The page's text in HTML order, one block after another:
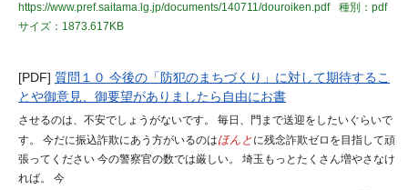
https://www.pref.saitama.lg.jp/documents/140711/douroiken.pdf
種別：pdf
サイズ：1873.617KB
[PDF] 質問１０ 今後の「防犯のまちづくり」に対して期待するこ
とや御意見、御要望がありましたら自由にお書
させるのは、不安でしょうがないです。 毎日、門まで送迎をしたいぐらいで
す。 今だに振込詐欺にあう方がいるのはほんとに残念詐欺ゼロを目指して頑
張ってください 今の警察官の数では厳しい。 埼玉もっとたくさん増やさなけ
れば。 今